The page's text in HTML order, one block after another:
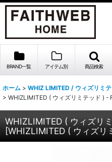
BRAND一覧 アイテム別 商品検索
ホーム > WHIZ LIMITED / ウィズリミ
> WHIZLIMITED ( ウィズリミテッド ) -
WHIZLIMITED ( ウィズリ
[WHIZLIMITED ( ウィズ